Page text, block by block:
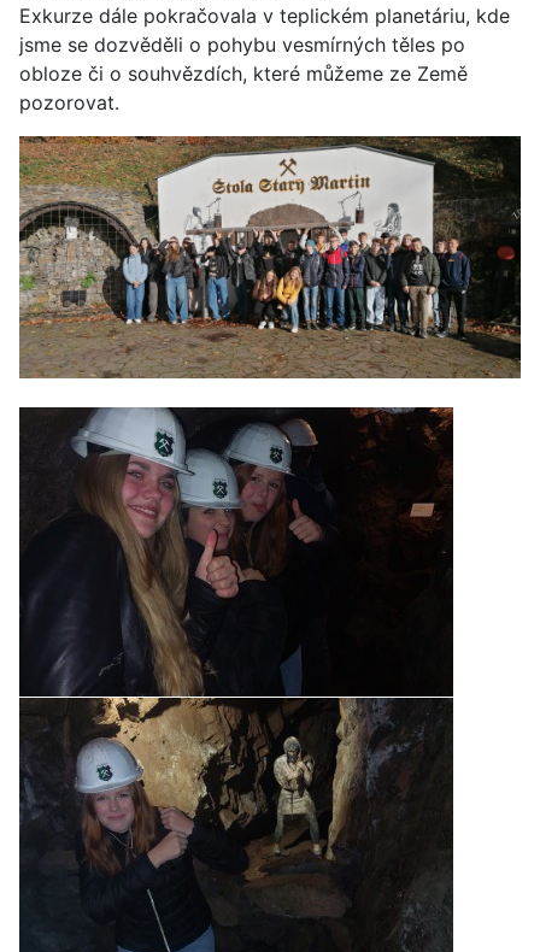
Exkurze dále pokračovala v teplickém planetáriu, kde
jsme se dozvěděli o pohybu vesmírných těles po
obloze či o souhvězdích, které můžeme ze Země
pozorovat.